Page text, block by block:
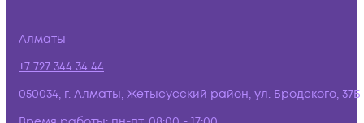
Алматы
+7 727 344 34 44
050034, г. Алматы, Жетысусский район, ул. Бродского, 37Б